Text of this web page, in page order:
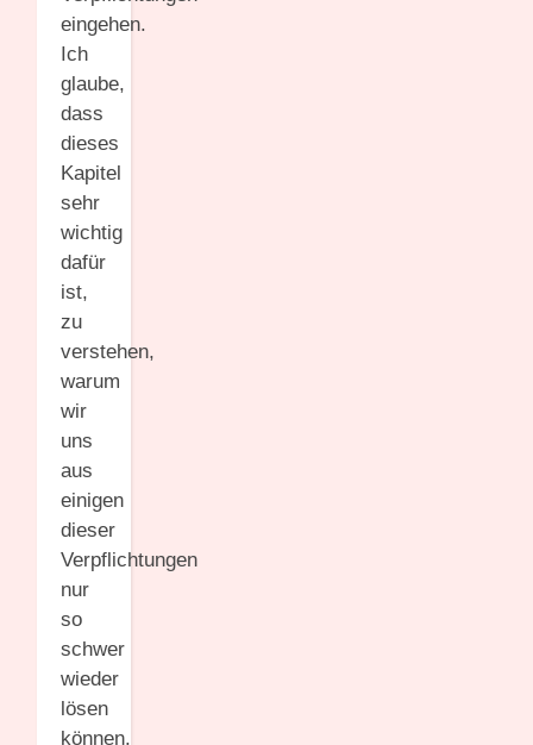
eingehen.
Ich
glaube,
dass
dieses
Kapitel
sehr
wichtig
dafür
ist,
zu
verstehen,
warum
wir
uns
aus
einigen
dieser
Verpflichtungen
nur
so
schwer
wieder
lösen
können.